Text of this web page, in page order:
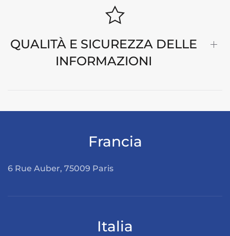
QUALITÀ E SICUREZZA DELLE
INFORMAZIONI
Francia
6 Rue Auber, 75009 Paris
Italia